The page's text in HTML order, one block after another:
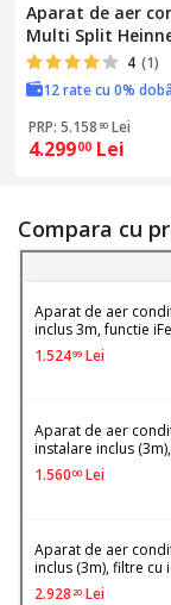
Aparat de aer
Multi Split
HS249912WH++,
x 9000 BTU + 1 x
Clasa A++/A+, Alb
4 (1)
12 rate cu 0%
PRP: 5.158 80 Lei
4.29900 Lei
Compara cu
Aparat de aer
inclus 3m, functie
1.52499 Lei
Aparat de aer
instalare inclus
DAC-09PROW, alb
1.560 00 Lei
Aparat de aer
inclus (3m), filtre cu
alb
2.928 20 Lei